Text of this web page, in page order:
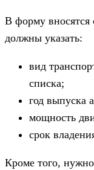
В форму вносятся
должны указать:
вид
списка;
год выпуска
мощность
срок
Кроме того, нужно